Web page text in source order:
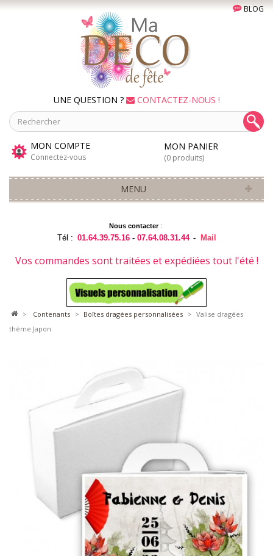
BLOG
UNE QUESTION ? CONTACTEZ-NOUS !
MON COMPTE
Connectez-vous
MON PANIER
(0 produits)
MENU
Nous contacter:
Tél : 01.64.39.75.16 -07.64.08.31.44 - Mail
Vos commandes sont traitées et expédiées tout l'été !
> contenants > boîtes dragées personnalisées > Valise dragées
thème Japon